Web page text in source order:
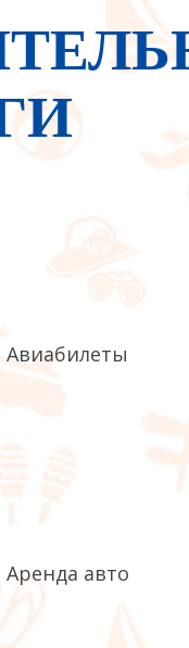
Авиабилеты
Аренда авто